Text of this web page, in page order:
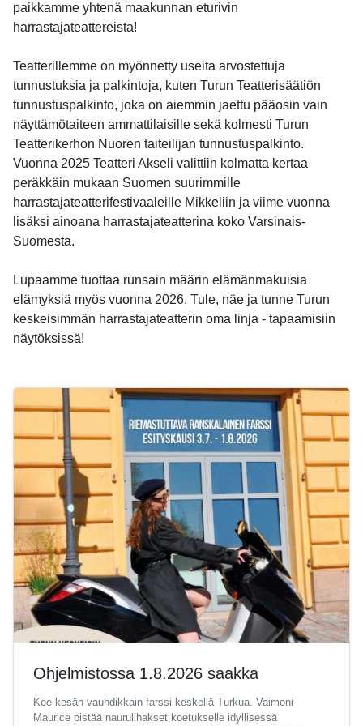
paikkamme yhtenä maakunnan eturivin
harrastajateattereista!
Teatterillemme on myönnetty useita arvostettuja
tunnustuksia ja palkintoja, kuten Turun Teatterisäätiön
tunnustuspalkinto, joka on aiemmin jaettu pääosin vain
näyttämötaiteen ammattilaisille sekä kolmesti Turun
Teatterikerhon Nuoren taiteilijan tunnustuspalkinto.
Vuonna 2025 Teatteri Akseli valittiin kolmatta kertaa
peräkkäin mukaan Suomen suurimmille
harrastajateatterifestivaaleille Mikkeliin ja viime vuonna
lisäksi ainoana harrastajateatterina koko Varsinais-
Suomesta.
Lupaamme tuottaa runsain määrin elämänmakuisia
elämyksiä myös vuonna 2026. Tule, näe ja tunne Turun
keskeisimmän harrastajateatterin oma linja - tapaamisiin
näytöksissä!
Ohjelmistossa 1.8.2026 saakka
Koe kesän vauhdikkain farssi keskellä Turkua. Vaimoni
Maurice pistää naurulihakset koetukselle idyllisessä